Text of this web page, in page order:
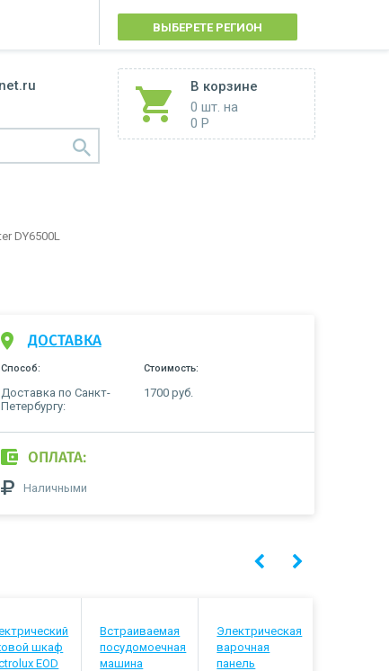
ВЫБЕРЕТЕ РЕГИОН
В корзине
0 шт. на
0 Р
DY6500L
ДОСТАВКА
Способ: Стоимость:
Доставка по Санкт-
Петербургу:
1700 руб.
ОПЛАТА:
Наличными
шкаф
EOD
Встраиваемая
посудомоечная
машина
Электрическая
варочная
панель